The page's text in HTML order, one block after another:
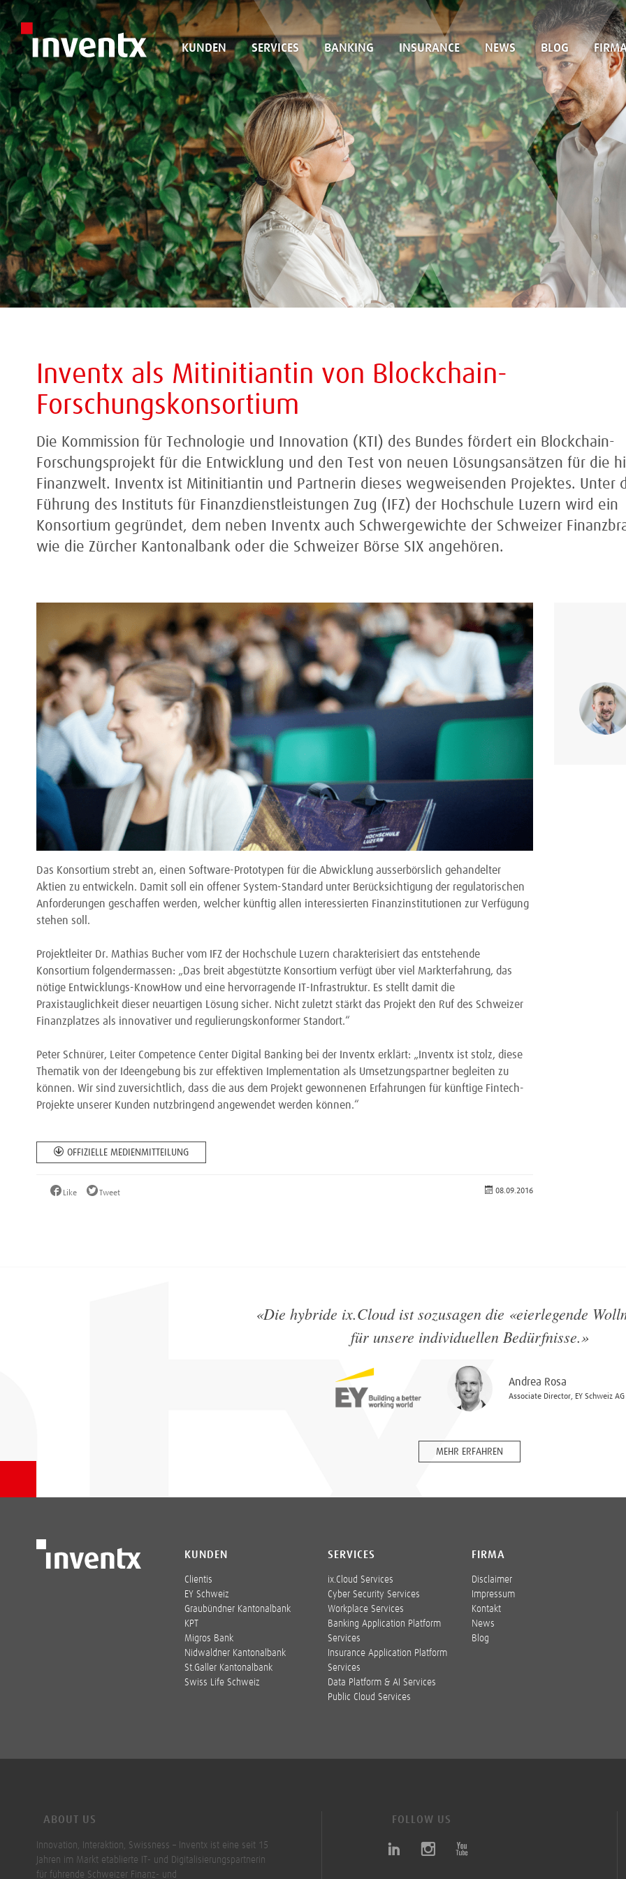
KUNDEN SERVICES BANKING INSURANCE NEWS BLOG
Inventx als Mitinitiantin von Blockchain-
Forschungskonsortium
Die Kommission für Technologie und Innovation (KTI) des Bundes fördert ein Blockchain-
Forschungsprojekt für die Entwicklung und den Test von neuen Lösungsansätzen für die
Finanzwelt. Inventx ist Mitinitiantin und Partnerin dieses wegweisenden Projektes. Unter
Führung des Instituts für Finanzdienstleistungen Zug (IFZ) der Hochschule Luzern wird ein
Konsortium gegründet, dem neben Inventx auch Schwergewichte der Schweizer
wie die Zürcher Kantonalbank oder die Schweizer Börse SIX angehören.
Das Konsortium strebt an, einen Software-Prototypen für die Abwicklung ausserbörslich gehandelter
Aktien zu entwickeln. Damit soll ein offener System-Standard unter Berücksichtigung der regulatorischen
Anforderungen geschaffen werden, welcher künftig allen interessierten Finanzinstitutionen zur Verfügung
stehen soll.
Projektleiter Dr. Mathias Bucher vom IFZ der Hochschule Luzern charakterisiert das entstehende
Konsortium folgendermassen: „Das breit abgestützte Konsortium verfügt über viel Markterfahrung, das
nötige Entwicklungs-KnowHow und eine hervorragende IT-Infrastruktur. Es stellt damit die
Praxistauglichkeit dieser neuartigen Lösung sicher. Nicht zuletzt stärkt das Projekt den Ruf des Schweizer
Finanzplatzes als innovativer und regulierungskonformer Standort.“
Peter Schnürer, Leiter Competence Center Digital Banking bei der Inventx erklärt: „Inventx ist stolz, diese
Thematik von der Ideengebung bis zur effektiven Implementation als Umsetzungspartner begleiten zu
können. Wir sind zuversichtlich, dass die aus dem Projekt gewonnenen Erfahrungen für künftige Fintech-
Projekte unserer Kunden nutzbringend angewendet werden können.“
OFFIZIELLE MEDIENMITTEILUNG
Like Tweet 08.09.2016
«Die hybride ix.Cloud ist sozusagen die «eierlegende
für unsere individuellen Bedürfnisse.»
Andrea Rosa
Associate Director, EY Schweiz AG
MEHR ERFAHREN
KUNDEN
Clientis
EY Schweiz
Graubündner Kantonalbank
KPT
Migros Bank
Nidwaldner Kantonalbank
St.Galler Kantonalbank
Swiss Life Schweiz
SERVICES
ix.Cloud Services
Cyber Security Services
Workplace Services
Banking Application Platform
Services
Insurance Application Platform
Services
Data Platform & AI Services
Public Cloud Services
FIRMA
Disclaimer
Impressum
Kontakt
News
Blog
ABOUT US
Innovation, Interaktion, Swissness – Inventx ist eine seit 15
Jahren im Markt etablierte IT- und Digitalisierungspartnerin
für führende Schweizer Finanz- und
FOLLOW US